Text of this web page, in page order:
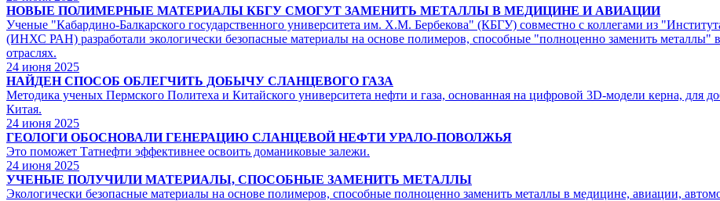
НОВЫЕ ПОЛИМЕРНЫЕ МАТЕРИАЛЫ КБГУ CМОГУТ ЗАМЕНИТЬ МЕТАЛЛЫ В МЕДИЦИНЕ И АВИАЦИИ
Ученые "Кабардино-Балкарского государственного университета им. Х.М. Бербекова" (КБГУ) совместно с коллегами из
(ИНХС РАН) разработали экологически безопасные материалы на основе полимеров, способные "полноценно заменить металлы"
отраслях.
24 июня 2025
НАЙДЕН СПОСОБ ОБЛЕГЧИТЬ ДОБЫЧУ СЛАНЦЕВОГО ГАЗА
Методика ученых Пермского Политеха и Китайского университета нефти и газа, основанная на цифровой 3D-модели керна, для
Китая.
24 июня 2025
ГЕОЛОГИ ОБОСНОВАЛИ ГЕНЕРАЦИЮ СЛАНЦЕВОЙ НЕФТИ УРАЛО-ПОВОЛЖЬЯ
Это поможет Татнефти эффективнее освоить доманиковые залежи.
24 июня 2025
УЧЕНЫЕ ПОЛУЧИЛИ МАТЕРИАЛЫ, СПОСОБНЫЕ ЗАМЕНИТЬ МЕТАЛЛЫ
Экологически безопасные материалы на основе полимеров, способные полноценно заменить металлы в медицине, авиации,